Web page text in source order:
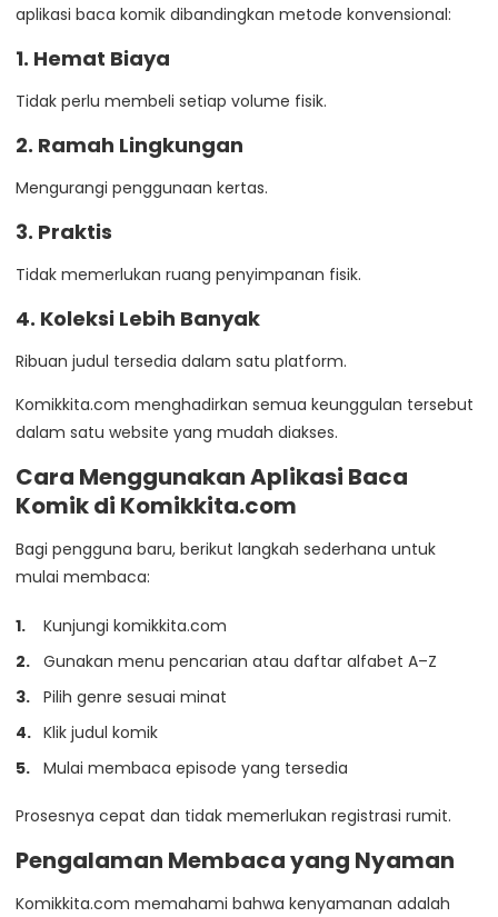
aplikasi baca komik dibandingkan metode konvensional:
1. Hemat Biaya
Tidak perlu membeli setiap volume fisik.
2. Ramah Lingkungan
Mengurangi penggunaan kertas.
3. Praktis
Tidak memerlukan ruang penyimpanan fisik.
4. Koleksi Lebih Banyak
Ribuan judul tersedia dalam satu platform.
Komikkita.com menghadirkan semua keunggulan tersebut
dalam satu website yang mudah diakses.
Cara Menggunakan Aplikasi Baca
Komik di Komikkita.com
Bagi pengguna baru, berikut langkah sederhana untuk
mulai membaca:
Kunjungi komikkita.com
Gunakan menu pencarian atau daftar alfabet A–Z
Pilih genre sesuai minat
Klik judul komik
Mulai membaca episode yang tersedia
Prosesnya cepat dan tidak memerlukan registrasi rumit.
Pengalaman Membaca yang Nyaman
Komikkita.com memahami bahwa kenyamanan adalah